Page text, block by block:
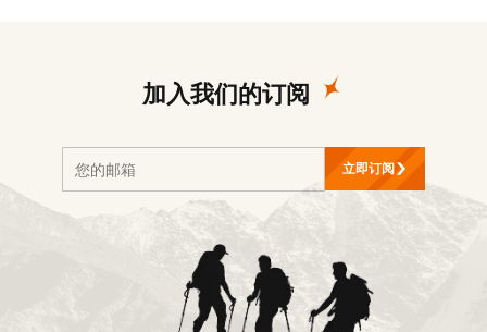
加入我们的订阅
立即订阅